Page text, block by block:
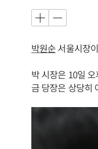
박원순서울시장
박 시장은 10일
금 당장은 상당히